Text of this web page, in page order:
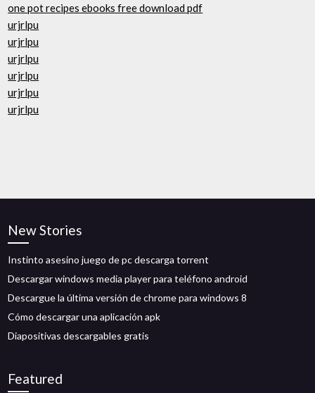
one pot recipes ebooks free download pdf
urjrlpu
urjrlpu
urjrlpu
urjrlpu
urjrlpu
urjrlpu
New Stories
Instinto asesino juego de pc descarga torrent
Descargar windows media player para teléfono android
Descargue la última versión de chrome para windows 8
Cómo descargar una aplicación apk
Diapositivas descargables gratis
Featured